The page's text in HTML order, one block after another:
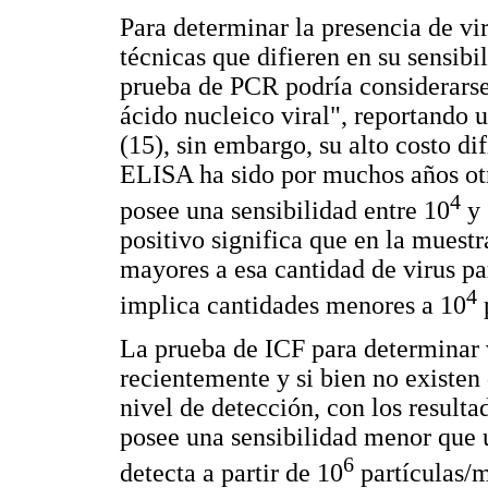
Para determinar la presencia de
técnicas que difieren en su
prueba de PCR podría
ácido nucleico viral", reportando
(15), sin embargo, su alto costo
ELISA ha sido por muchos años
posee una sensibilidad entre 104 y
positivo significa que en la
mayores a esa cantidad de virus
implica cantidades menores a 104
La prueba de ICF para
recientemente y si bien no
nivel de detección, con los
posee una sensibilidad menor
detecta a partir de 106 partículas/